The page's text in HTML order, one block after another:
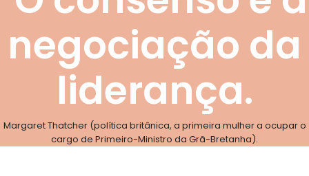
negociação da
liderança.
Margaret Thatcher (política britânica, a primeira mulher a ocupar o
cargo de Primeiro-Ministro da Grã-Bretanha).